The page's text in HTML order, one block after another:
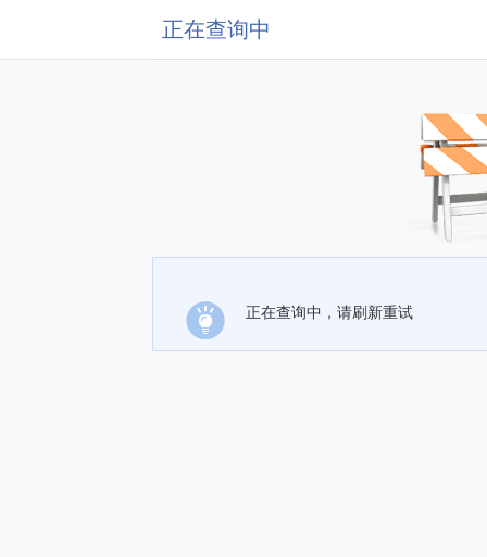
正在查询中
正在查询中，请刷新重试